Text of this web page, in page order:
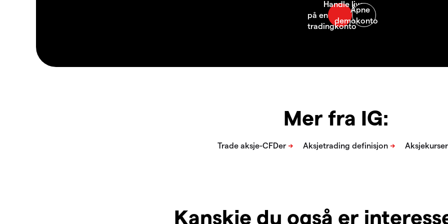
Mer fra IG:
Kanskje du også er